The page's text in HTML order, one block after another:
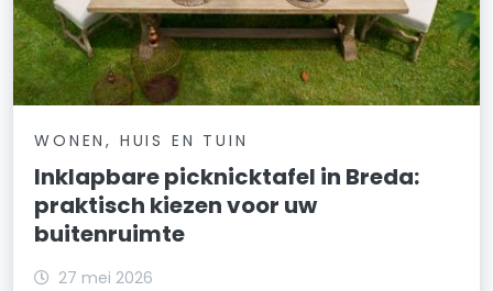
WONEN, HUIS EN TUIN
Inklapbare picknicktafel in Breda:
praktisch kiezen voor uw
buitenruimte
27 mei 2026